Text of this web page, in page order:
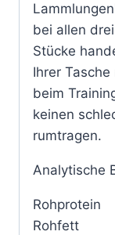
bei allen
Stücke
Ihrer
beim
keinen
rumtragen.
Analytische
Rohfett